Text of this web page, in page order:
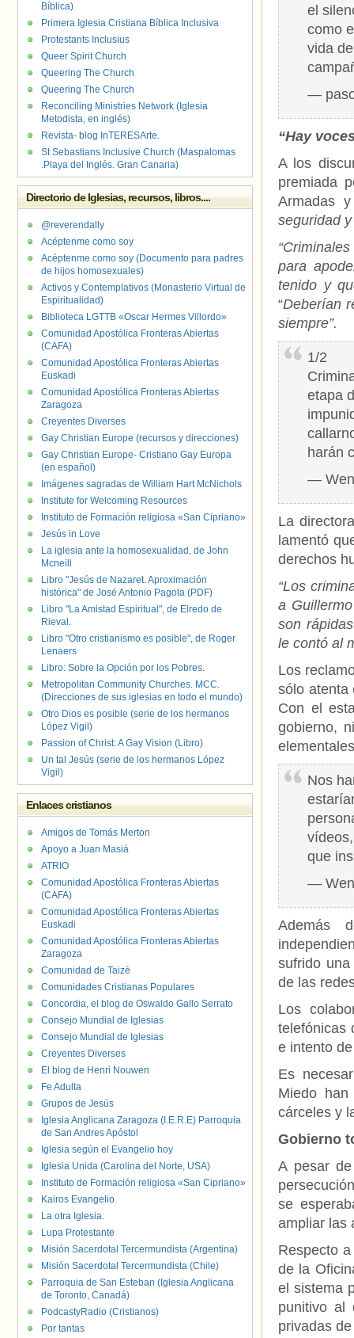
el
como
vida
—
“Hay
A los
premiada
Armadas
seguridad
para
tenido y
“Deberían
siempre”.
1/2
etapa
harán
—
La
lamentó
derechos
“Los
a
son
le contó al
Los
sólo atenta
Con el
gobierno,
Nos
que
—
Además
sufrido
de las
Los
telefónicas
e intento
Es
Miedo
cárceles y
Gobierno
A pesar
se
ampliar las
Respecto
de la
el sistema
punitivo al
privadas
Bíblica)
Primera Iglesia Cristiana Bíblica Inclusiva
Protestants Inclusius
Queer Spirit Church
Queering The Church
Queering The Church
Reconciling Ministries Network (Iglesia
Metodista, en inglés)
Revista- blog InTERESArte.
St Sebastians Inclusive Church (Maspalomas
.Playa del Inglés. Gran Canaria)
Directorio de Iglesias, recursos, libros....
@reverendally
Acéptenme como soy
Acéptenme como soy (Documento para padres
de hijos homosexuales)
Activos y Contemplativos (Monasterio Virtual de
Espiritualidad)
Biblioteca LGTTB «Oscar Hermes Villordo»
Comunidad Apostólica Fronteras Abiertas
(CAFA)
Comunidad Apostólica Fronteras Abiertas
Euskadi
Comunidad Apostólica Fronteras Abiertas
Zaragoza
Creyentes Diverses
Gay Christian Europe (recursos y direcciones)
Gay Christian Europe- Cristiano Gay Europa
(en español)
Imágenes sagradas de William Hart McNichols
Institute for Welcoming Resources
Instituto de Formación religiosa «San Cipriano»
Jesús in Love
La iglesia ante la homosexualidad, de John
Mcneill
Libro "Jesús de Nazaret. Aproximación
histórica" de José Antonio Pagola (PDF)
Libro "La Amistad Espiritual", de Elredo de
Rieval.
Libro "Otro cristianismo es posible", de Roger
Lenaers
Libro: Sobre la Opción por los Pobres.
Metropolitan Community Churches. MCC.
(Direcciones de sus iglesias en todo el mundo)
Otro Dios es posible (serie de los hermanos
López Vigil)
Passion of Christ: A Gay Vision (Libro)
Un tal Jesús (serie de los hermanos López
Vigil)
Enlaces cristianos
Amigos de Tomás Merton
Apoyo a Juan Masiá
ATRIO
Comunidad Apostólica Fronteras Abiertas
(CAFA)
Comunidad Apostólica Fronteras Abiertas
Euskadi
Comunidad Apostólica Fronteras Abiertas
Zaragoza
Comunidad de Taizé
Comunidades Cristianas Populares
Concordia, el blog de Oswaldo Gallo Serrato
Consejo Mundial de Iglesias
Consejo Mundial de Iglesias
Creyentes Diverses
El blog de Henri Nouwen
Fe Adulta
Grupos de Jesús
Iglesia Anglicana Zaragoza (I.E.R.E) Parroquia
de San Andres Apóstol
Iglesia según el Evangelio hoy
Iglesia Unida (Carolina del Norte, USA)
Instituto de Formación religiosa «San Cipriano»
Kairos Evangelio
La otra Iglesia.
Lupa Protestante
Misión Sacerdotal Tercermundista (Argentina)
Misión Sacerdotal Tercermundista (Chile)
Parroquia de San Esteban (Iglesia Anglicana
de Toronto, Canadá)
PodcastyRadio (Cristianos)
Por tantas